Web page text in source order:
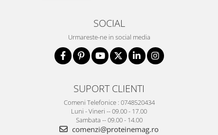
SOCIAL
Urmareste-ne in social media
SUPORT CLIENTI
Comeni Telefonice : 0748520434
Luni - Vineri -- 09.00 - 17.00
Sambata -- 09.00 - 14.00
comenzi@proteinemag.ro